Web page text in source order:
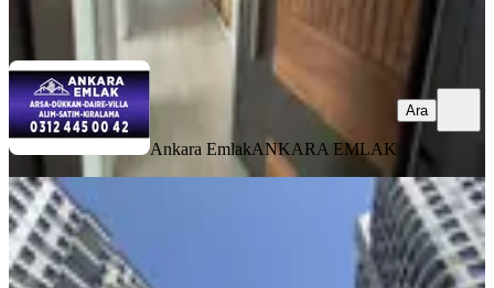
Ankara EmlakANKARA EMLAK
Ara
YENİ
Başkent Emlak Konut Vadi
Manzaralı Boş Satılık 4,5+1 Daire
Çankaya, İlkbahar Mahallesi